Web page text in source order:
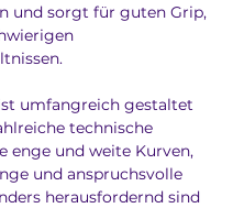
und sorgt für guten Grip,
umfangreich gestaltet
technische
enge und weite Kurven,
und anspruchsvolle
herausfordernd sind